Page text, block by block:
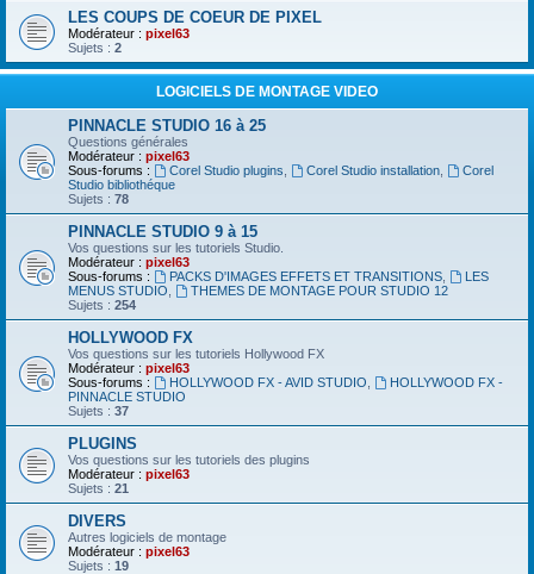
LES COUPS DE COEUR DE PIXEL
Modérateur : pixel63
Sujets : 2
LOGICIELS DE MONTAGE VIDEO
PINNACLE STUDIO 16 à 25
Questions générales
Modérateur : pixel63
Sous-forums :
Corel Studio plugins Corel Studio installation,
Corel
Studio bibliothéque
Sujets : 78
PINNACLE STUDIO 9 à 15
Vos questions sur les tutoriels Studio.
Modérateur : pixel63
Sous-forums :
PACKS D'IMAGES EFFETS ET TRANSITIONS,
LES
MENUS STUDIO
THEMES DE MONTAGE POUR STUDIO 12
Sujets : 254
HOLLYWOOD FX
Vos questions sur les tutoriels Hollywood FX
Modérateur : pixel63
Sous-forums :
HOLLYWOOD FX - AVID STUDIO
HOLLYWOOD FX -
PINNACLE STUDIO
Sujets : 37
PLUGINS
Vos questions sur les tutoriels des plugins
Modérateur : pixel63
Sujets : 21
DIVERS
Autres logiciels de montage
Modérateur : pixel63
Sujets : 19